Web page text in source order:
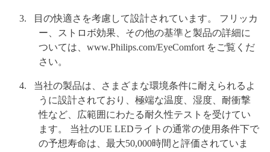
目の快適さを考慮して設計されています。 フリッカ
ー、ストロボ効果、その他の基準と製品の詳細に
ついては、www.Philips.com/EyeComfort をご覧くだ
さい。
当社の製品は、さまざまな環境条件に耐えられるよ
うに設計されており、極端な温度、湿度、耐衝撃
性など、広範囲にわたる耐久性テストを受けてい
ます。 当社のUE LEDライトの通常の使用条件下で
の予想寿命は、最大50,000時間と評価されていま